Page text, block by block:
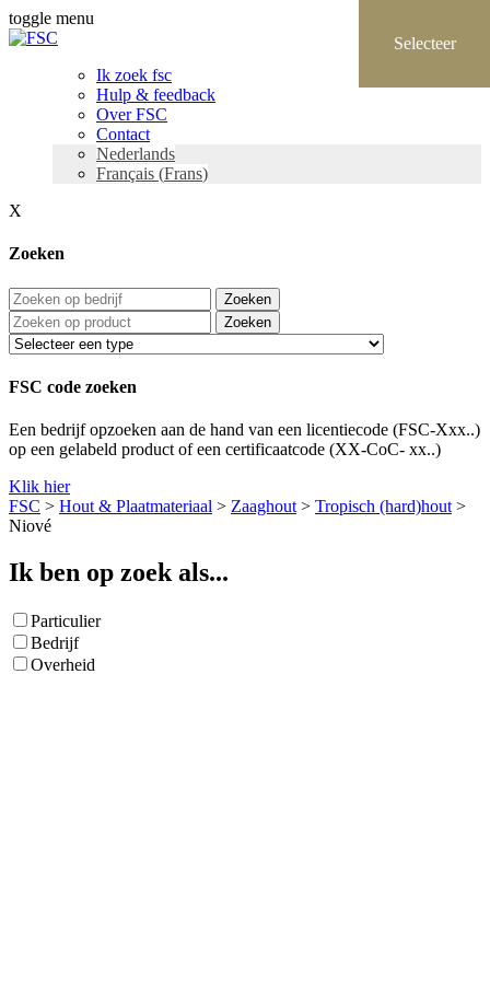
toggle menu
Ik zoek fsc
Hulp & feedback
Over FSC
Contact
Nederlands
Français (Frans)
X
Zoeken
Zoeken
Zoeken
FSC code zoeken
Een bedrijf opzoeken aan de hand van een licentiecode (FSC-Xxx..)
op een gelabeld product of een certificaatcode (XX-CoC- xx..)
Klik hier
FSC > Hout & Plaatmateriaal > Zaaghout > Tropisch (hard)hout >
Niové
Ik ben op zoek als...
Particulier
Bedrijf
Overheid